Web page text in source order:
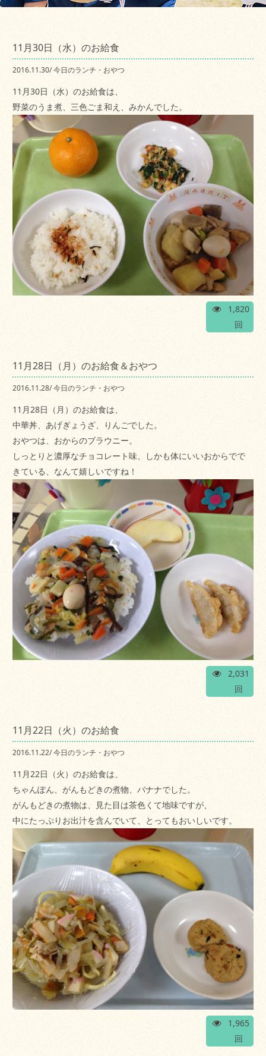
11月30日（水）のお給食
2016.11.30/今日のランチ・おやつ
11月30日（水）のお給食は、
野菜のうま煮、三色ごま和え、みかんでした。
1,820
回
11月28日（月）のお給食＆おやつ
2016.11.28/今日のランチ・おやつ
11月28日（月）のお給食は、
中華丼、あげぎょうざ、りんごでした。
おやつは、おからのブラウニー。
しっとりと濃厚なチョコレート味、しかも体にいいおからでで
きている、なんて嬉しいですね！
2,031
回
11月22日（火）のお給食
2016.11.22/今日のランチ・おやつ
11月22日（火）のお給食は、
ちゃんぽん、がんもどきの煮物、バナナでした。
がんもどきの煮物は、見た目は茶色くて地味ですが、
中にたっぷりお出汁を含んでいて、とってもおいしいです。
1,965
回